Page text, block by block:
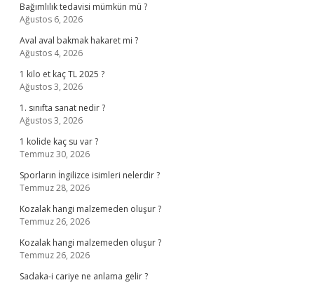
Bağımlılık tedavisi mümkün mü ?
Ağustos 6, 2026
Aval aval bakmak hakaret mi ?
Ağustos 4, 2026
1 kilo et kaç TL 2025 ?
Ağustos 3, 2026
1. sınıfta sanat nedir ?
Ağustos 3, 2026
1 kolide kaç su var ?
Temmuz 30, 2026
Sporların İngilizce isimleri nelerdir ?
Temmuz 28, 2026
Kozalak hangi malzemeden oluşur ?
Temmuz 26, 2026
Kozalak hangi malzemeden oluşur ?
Temmuz 26, 2026
Sadaka-i cariye ne anlama gelir ?